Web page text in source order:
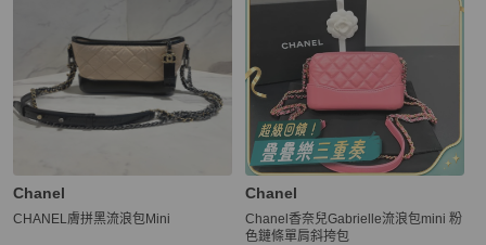
Chanel
CHANEL膚拼黑流浪包Mini
Chanel
Chanel香奈兒Gabrielle流浪包mini 粉
色鏈條單肩斜挎包